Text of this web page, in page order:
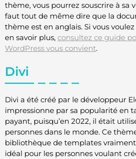
thème, vous pourrez souscrire à sa
faut tout de même dire que la
thème est en anglais. Si vous
en savoir plus, consultez ce guide
WordPress vous convient.
Divi
Divi a été créé par le développeur
impressionne par sa popularité en
payant, puisqu’en 2022, il était
personnes dans le monde. Ce
bibliothèque de templates vraiment
idéal pour les personnes voulant